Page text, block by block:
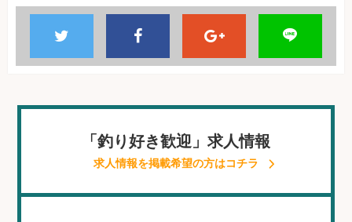
「釣り好き歓迎」求人情報
求人情報を掲載希望の方はコチラ